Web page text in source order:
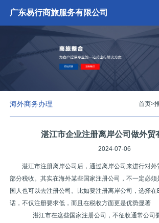
广东易行商旅服务有限公司
海外商务办理 首页>
湛江市企业注册离岸公司做外贸
2024-07-06
湛江市注册离岸公司后，通过离岸公司来进行对
部分税收。其实在海外某些国家注册公司，不一定必
国人也可以去注册公司。比如要注册离岸公司，选择
话，不仅注册要求低，而且在税收方面更是优势显著
湛江市在这些国家注册公司，不征收通常公司